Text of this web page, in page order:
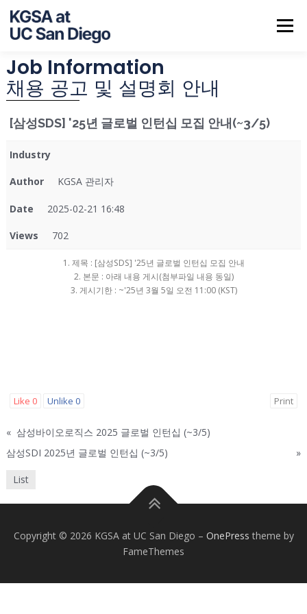
Menu
ABOUT US NOTICE JOB INFO
CONTACT
Job Information
채용 공고 및 설명회 안내
[삼성SDS] '25년 글로벌 인턴십 모집 안내(~3/5)
Industry
Author KGSA 관리자
Date 2025-02-21 16:48
Views 702
1. 제목 : [삼성SDS] '25년 글로벌 인턴십 모집 안내
2. 본문 : 아래 내용 게시(첨부파일 내용 동일)
3. 게시기한 : ~'25년 3월 5일 오전 11:00 (KST)
Like 0 Unlike 0 Print
« 삼성바이오로직스 2025 글로벌 인턴십 (~3/5)
삼성SDI 2025년 글로벌 인턴십 (~3/5)
»
List
Copyright © 2026 KGSA at UC San Diego – OnePress theme by
FameThemes